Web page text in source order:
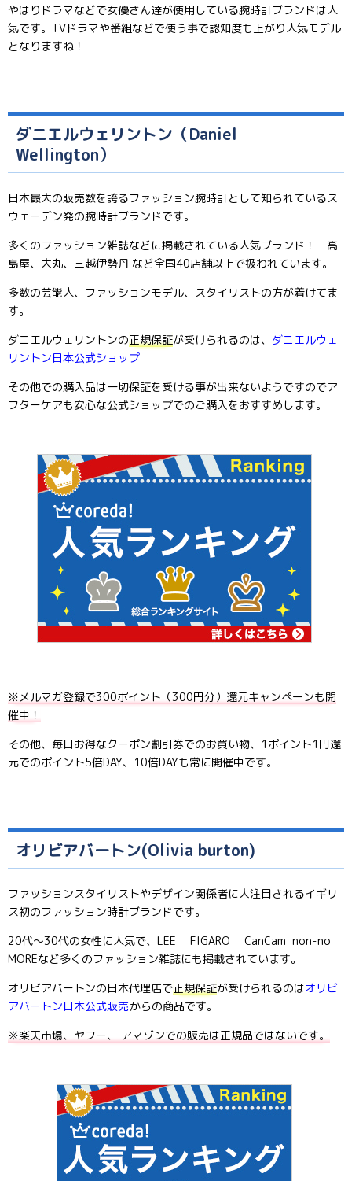
やはりドラマなどで女優さん達が使用している腕時計ブランドは人
気です。TVドラマや番組などで使う事で認知度も上がり人気モデル
となりますね！
ダニエルウェリントン（Daniel
Wellington）
日本最大の販売数を誇るファッション腕時計として知られているス
ウェーデン発の腕時計ブランドです。
多くのファッション雑誌などに掲載されている人気ブランド！ 高
島屋、大丸、三越伊勢丹 など全国40店舗以上で扱われています。
多数の芸能人、ファッションモデル、スタイリストの方が着けてま
す。
ダニエルウェリントンの正規保証が受けられるのは、 ダニエルウェ
リントン日本公式ショップ
その他での購入品は一切保証を受ける事が出来ないようですのでア
フターケアも安心な公式ショップでのご購入をおすすめします。
※メルマガ登録で300ポイント（300円分）還元キャンペーンも開
催中！
その他、毎日お得なクーポン割引券でのお買い物、1ポイント1円還
元でのポイント5倍DAY、10倍DAYも常に開催中です。
オリビアバートン(Olivia burton)
ファッションスタイリストやデザイン関係者に大注目されるイギリ
ス初のファッション時計ブランドです。
20代～30代の女性に人気で、LEE FIGARO CanCam non-no
MOREなど多くのファッション雑誌にも掲載されています。
オリビアバートンの日本代理店で正規保証が受けられるのはオリビ
アバートン日本公式販売からの商品です。
※楽天市場、ヤフー、 アマゾンでの販売は正規品ではないです。